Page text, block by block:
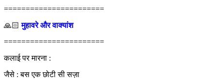
=======================
🙏🏻मुहावरे और वाक्यांश
=======================
कलाई पर मारना :
जैसे : बस एक छोटी सी सज़ा